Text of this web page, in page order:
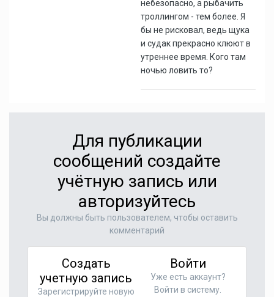
небезопасно, а рыбачить
троллингом - тем более. Я
бы не рисковал, ведь щука
и судак прекрасно клюют в
утреннее время. Кого там
ночью ловить то?
Для публикации
сообщений создайте
учётную запись или
авторизуйтесь
Вы должны быть пользователем, чтобы оставить
комментарий
Создать
учетную запись
Зарегистрируйте новую
Войти
Уже есть аккаунт?
Войти в систему.